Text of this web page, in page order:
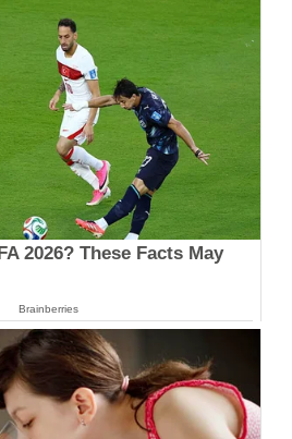
2026? These Facts May
Brainberries